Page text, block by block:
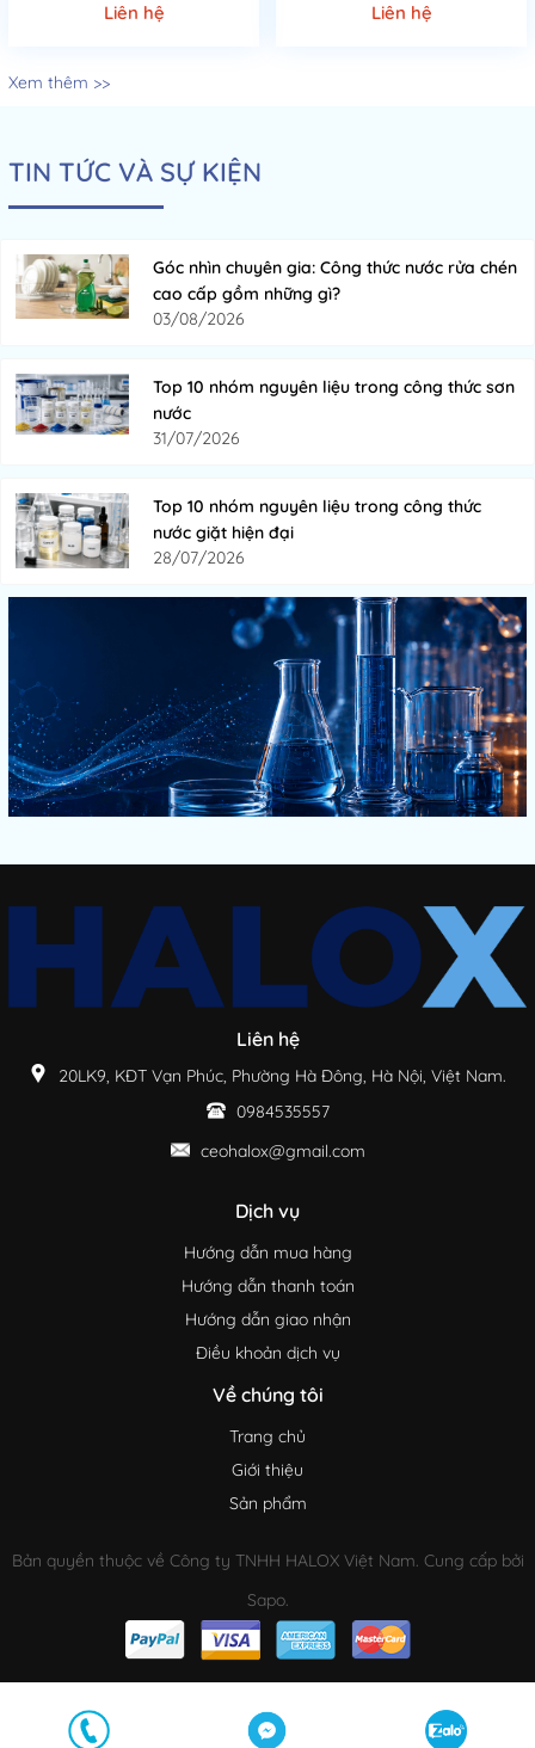
Liên hệ Liên hệ
Xem thêm >>
TIN TỨC VÀ SỰ KIỆN
Góc nhìn chuyên gia: Công thức nước rửa chén
cao cấp gồm những gì?
03/08/2026
Top 10 nhóm nguyên liệu trong công thức sơn
nước
31/07/2026
Top 10 nhóm nguyên liệu trong công thức
nước giặt hiện đại
28/07/2026
Liên hệ
20LK9, KĐT Vạn Phúc, Phường Hà Đông, Hà Nội, Việt Nam.
0984535557
ceohalox@gmail.com
Dịch vụ
Hướng dẫn mua hàng
Hướng dẫn thanh toán
Hướng dẫn giao nhận
Điều khoản dịch vụ
Về chúng tôi
Trang chủ
Giới thiệu
Sản phẩm
Bản quyền thuộc về Công ty TNHH HALOX Việt Nam. Cung cấp bởi
Sapo.